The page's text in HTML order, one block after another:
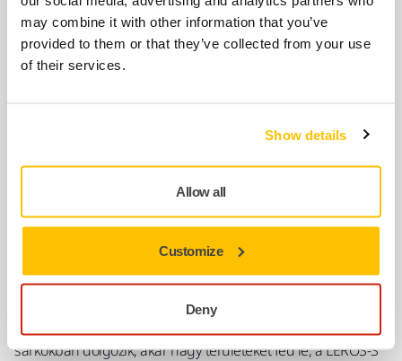
may combine it with other information that you’ve
provided to them or that they’ve collected from your use
of their services.
Show details
Allow all
Customize
Deny
elérhető helyeken
A Mirka LEROS-S egy kompakt, de erős falicsiszoló gép,
amely ugyanazt a kiváló teljesítményt nyújtja, mint nagyobb
testvére, a Mirka LEROS, de rövidebb méretben. Akár szűk
sarkokban dolgozik, akár nagy területeket fed le, a LEROS-S